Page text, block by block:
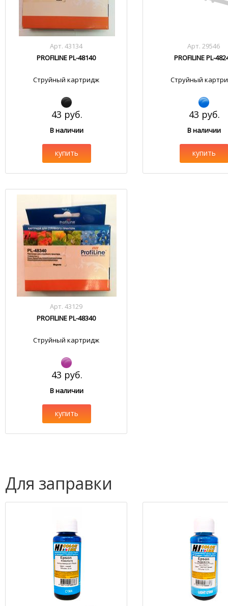
Арт. 43134
PROFILINE PL-48140
Струйный картридж
43 руб.
В наличии
купить
Арт. 29546
PROFILINE PL-
Струйный
43 руб.
В наличии
купить
Арт. 43129
PROFILINE PL-48340
Струйный картридж
43 руб.
В наличии
купить
Для заправки